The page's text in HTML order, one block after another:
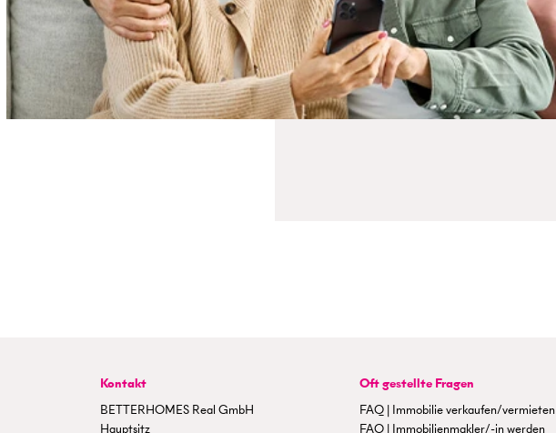
Kontakt
BETTERHOMES Real GmbH
Hauptsitz
Oft gestellte Fragen
FAQ | Immobilie verkaufen/vermieten
FAQ | Immobilienmakler/-in werden